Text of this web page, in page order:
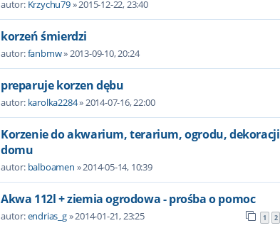
autor: Krzychu79» 2015-12-22, 23:40
korzeń śmierdzi
autor:fanbmw» 2013-09-10, 20:24
preparuje korzen dębu
autor: karolka2284» 2014-07-16, 22:00
Korzenie do akwarium, terarium, ogrodu, dekoracji
domu
autor: balboamen » 2014-05-14, 10:39
Akwa 112l + ziemia ogrodowa - prośba o pomoc
autor:endrias_g» 2014-01-21, 23:25 1 2